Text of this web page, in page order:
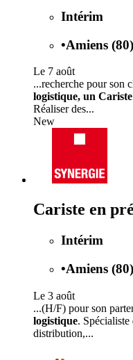
Intérim
•Amiens (80)
Le 7 août
...recherche pour son
logistique, un Cariste
Réaliser des...
New
Cariste en
Intérim
•Amiens (80)
Le 3 août
...(H/F) pour son
logistique. Spécialiste
distribution,...